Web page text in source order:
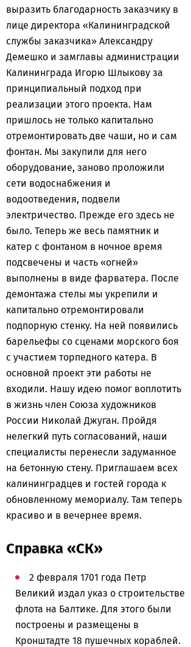
выразить благодарность заказчику в
лице директора «Калининградской
службы заказчика» Александру
Демешко и замглавы администрации
Калининграда Игорю Шлыкову за
принципиальный подход при
реализации этого проекта. Нам
пришлось не только капитально
отремонтировать две чаши, но и сам
фонтан. Мы закупили для него
оборудование, заново проложили
сети водоснабжения и
водоотведения, подвели
электричество. Прежде его здесь не
было. Теперь же весь памятник и
катер с фонтаном в ночное время
подсвечены и часть «огней»
выполнены в виде фарватера. После
демонтажа стелы мы укрепили и
капитально отремонтировали
подпорную стенку. На ней появились
барельефы со сценами морского боя
с участием торпедного катера. В
основной проект эти работы не
входили. Нашу идею помог воплотить
в жизнь член Союза художников
России Николай Джуган. Пройдя
нелегкий путь согласований, наши
специалисты перенесли задуманное
на бетонную стену. Приглашаем всех
калининградцев и гостей города к
обновленному мемориалу. Там теперь
красиво и в вечернее время.
Справка «СК»
2 февраля 1701 года Петр
Великий издал указ о строительстве
флота на Балтике. Для этого были
построены и размещены в
Кронштадте 18 пушечных кораблей.